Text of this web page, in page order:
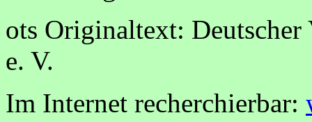
ots Originaltext:
e. V.
Im Internet recherchierbar: